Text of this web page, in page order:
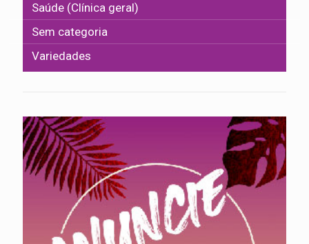
Saúde (Clínica geral)
Sem categoria
Variedades